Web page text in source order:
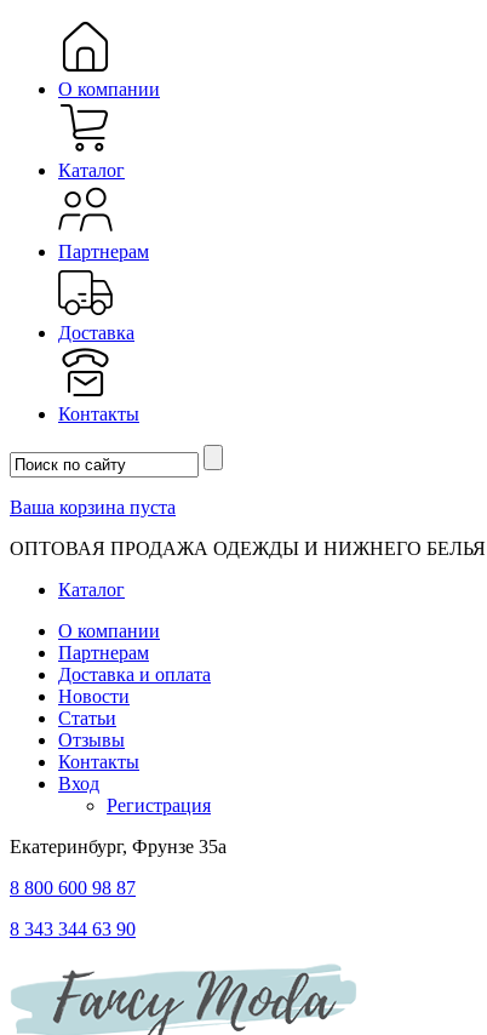
О компании
Каталог
Партнерам
Доставка
Контакты
Ваша корзина пуста
ОПТОВАЯ ПРОДАЖА ОДЕЖДЫ И НИЖНЕГО БЕЛЬЯ
Каталог
О компании
Партнерам
Доставка и оплата
Новости
Статьи
Отзывы
Контакты
Вход
Регистрация
Екатеринбург, Фрунзе 35а
8 800 600 98 87
8 343 344 63 90